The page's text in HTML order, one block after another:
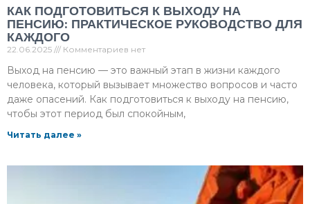
КАК ПОДГОТОВИТЬСЯ К ВЫХОДУ НА
ПЕНСИЮ: ПРАКТИЧЕСКОЕ РУКОВОДСТВО ДЛЯ
КАЖДОГО
22.06.2025 Комментариев нет
Выход на пенсию — это важный этап в жизни каждого
человека, который вызывает множество вопросов и часто
даже опасений. Как подготовиться к выходу на пенсию,
чтобы этот период был спокойным,
Читать далее »